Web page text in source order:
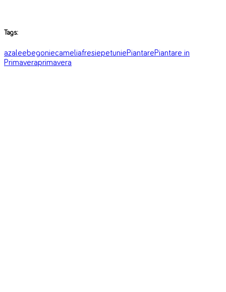
Tags:
azaleebegoniecameliafresiepetuniePiantarePiantare in
Primaveraprimavera